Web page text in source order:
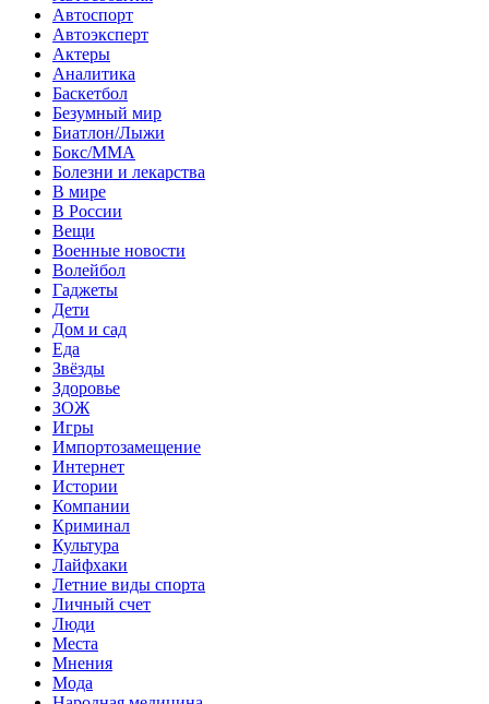
Автоспорт
Автоэксперт
Актеры
Аналитика
Баскетбол
Безумный мир
Биатлон/Лыжи
Бокс/MMA
Болезни и лекарства
В мире
В России
Вещи
Военные новости
Волейбол
Гаджеты
Дети
Дом и сад
Еда
Звёзды
Здоровье
ЗОЖ
Игры
Импортозамещение
Интернет
Истории
Компании
Криминал
Культура
Лайфхаки
Летние виды спорта
Личный счет
Люди
Места
Мнения
Мода